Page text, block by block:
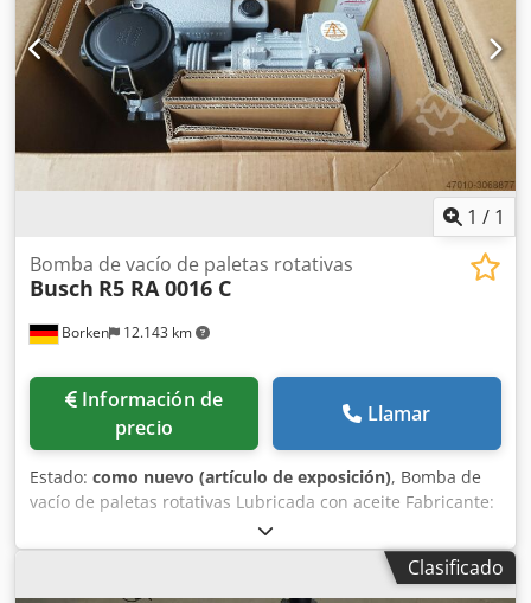
1 / 1
Borken 12.143 km
Bomba de vacío de paletas rotativas
Busch R5 RA 0016 C
Información de
precio
Llamar
Estado: como nuevo (artículo de exposición), Bomba de
vacío de paletas rotativas Lubricada con aceite Fabricante:
Busch Modelo: RA 0016C Dcjdpsc Sy Tqefx Agqok Incluye:
relleno de aceite Estado: equipo de demostración
Garantía: 12 meses Plazo de entrega: según acuerdoClasificado